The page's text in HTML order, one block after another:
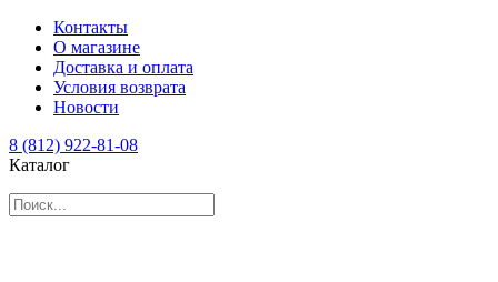
Контакты
О магазине
Доставка и оплата
Условия возврата
Новости
8 (812) 922-81-08
Каталог